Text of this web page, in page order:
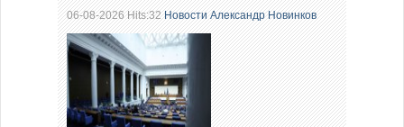
06-08-2026 Hits:32Новости Александр Новинков